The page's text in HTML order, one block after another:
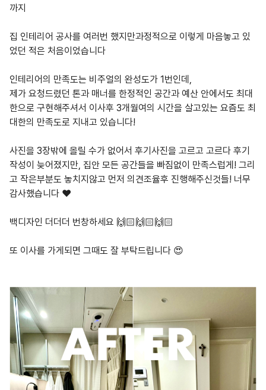
까지
집 인테리어 공사를 여러번 했지만과정적으로 이렇게 마음놓고 있
었던 적은 처음이었습니다
인테리어의 만족도는 비주얼의 완성도가 1번인데,
제가 요청드렸던 톤과 매너를 한정적인 공간과 예산 안에서도 최대
한으로 구현해주셔서 이사후 3개월여의 시간을 살고있는 요즘도 최
대한의 만족도로 지내고 있습니다!
사진을 3장밖에 올릴 수가 없어서 후기사진을 고르고 고르다 후기
작성이 늦어졌지만, 집안 모든 공간들을 빠짐없이 만족스럽게! 그리
고 작은부분도 놓치지않고 먼저 의견조율후 진행해주신것들! 너무
감사했습니다 ❤️
백디자인 더더더 번창하세요 🙌🏻🙌🏻🙌🏻
또 이사를 가게되면 그때도 잘 부탁드립니다 😍